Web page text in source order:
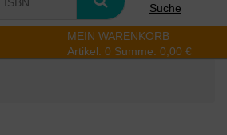
Suche
MEIN WARENKORB
Artikel: 0 Summe: 0,00 €